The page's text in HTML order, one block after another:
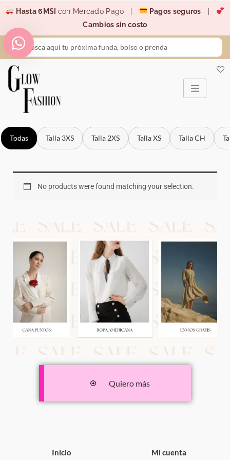
contenido
Hasta 6MSI con Mercado Pago | Pagos seguros
Cambios sin costo
Search
...
Todas Talla 3XS Talla 2XS Talla XS Talla CH
No products were found matching your selection.
Quiero más
Inicio Mi cuenta